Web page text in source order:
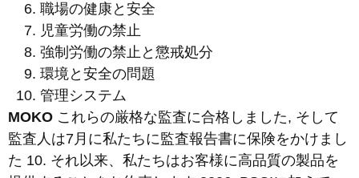
職場の健康と安全
児童労働の禁止
強制労働の禁止と懲戒処分
環境と安全の問題
管理システム
MOKO これらの厳格な監査に合格しました, そして
監査人は7月に私たちに監査報告書に保険をかけまし
た 10. それ以来、私たちはお客様に高品質の製品を